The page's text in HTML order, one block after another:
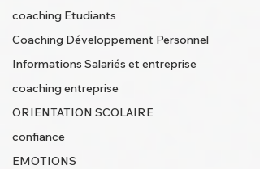
coaching Etudiants
Coaching Développement Personnel
Informations Salariés et entreprise
coaching entreprise
ORIENTATION SCOLAIRE
confiance
EMOTIONS